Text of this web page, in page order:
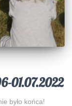
01.07.2022
było końca!